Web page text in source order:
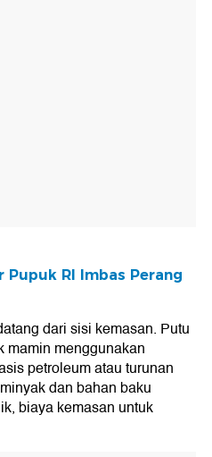
Pupuk RI Imbas Perang
dari sisi kemasan. Putu
mamin menggunakan
petroleum atau turunan
dan bahan baku
biaya kemasan untuk